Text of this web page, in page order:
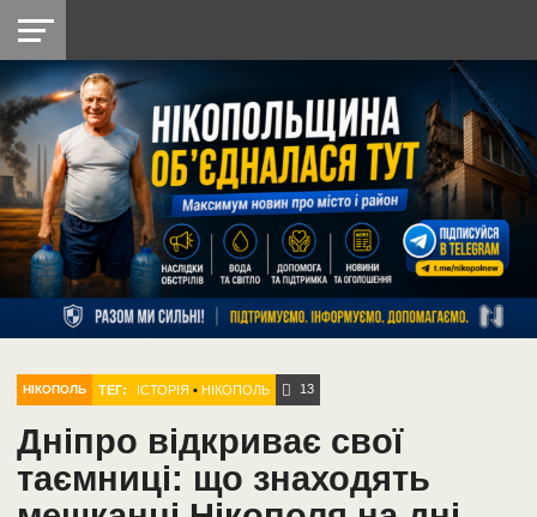
НІКОПОЛЬ
РАЙОН
СІЧЕСЛАВСЬКА
УКРАЇНА
РЕТРО
НІКОПОЛЬ
ЛАЙТ
УКРАЇНА
ДОПОМОГА
РАДІО
НІКОПОЛЬ ТЕГ: ІСТОРІЯ •НІКОПОЛЬ 13
Дніпро відкриває свої
таємниці: що знаходять